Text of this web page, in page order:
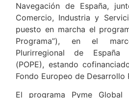
Navegación de España,
Comercio, Industria y
puesto en marcha el
Programa”), en el
Plurirregional de España
(POPE), estando
Fondo Europeo de Desarrollo
El programa Pyme